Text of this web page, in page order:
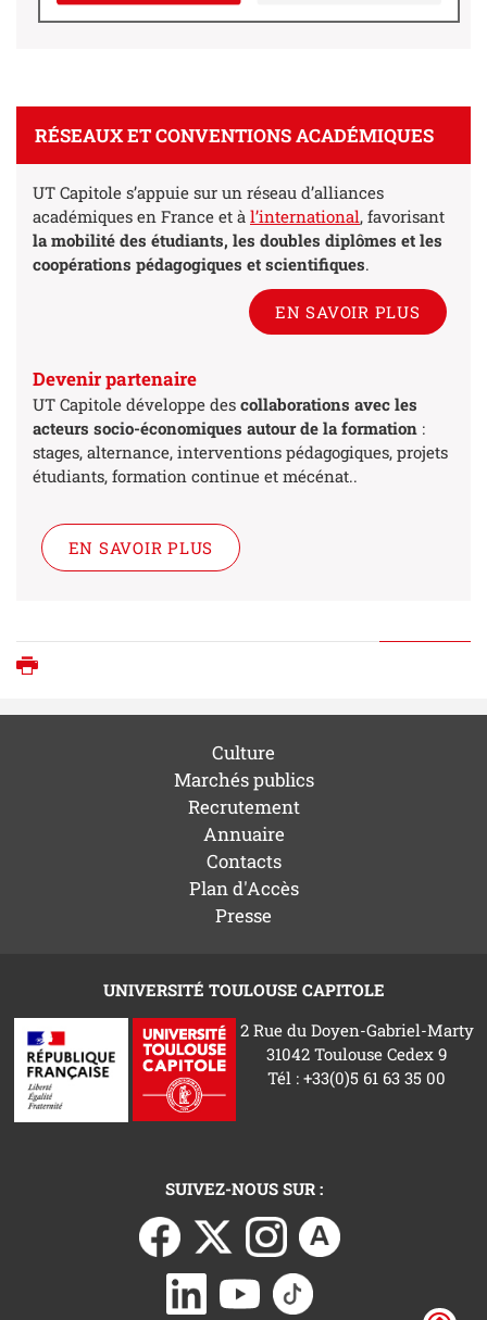
RÉSEAUX ET CONVENTIONS ACADÉMIQUES
UT Capitole s’appuie sur un réseau d’alliances
académiques en France et à l’international, favorisant
la mobilité des étudiants, les doubles diplômes et les
coopérations pédagogiques et scientifiques.
EN SAVOIR PLUS
Devenir partenaire
UT Capitole développe des collaborations avec les
acteurs socio-économiques autour de la formation :
stages, alternance, interventions pédagogiques, projets
étudiants, formation continue et mécénat..
EN SAVOIR PLUS
Culture
Marchés publics
Recrutement
Annuaire
Contacts
Plan d'Accès
Presse
UNIVERSITÉ TOULOUSE CAPITOLE
2 Rue du Doyen-Gabriel-Marty
31042 Toulouse Cedex 9
Tél : +33(0)5 61 63 35 00
SUIVEZ-NOUS SUR :